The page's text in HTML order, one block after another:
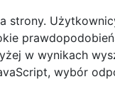
strony.
w wynikach
wybór